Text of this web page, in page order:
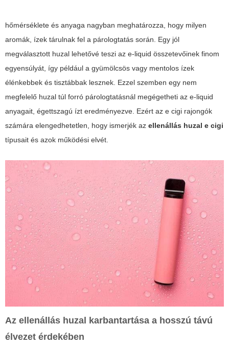
hőmérséklete és anyaga nagyban meghatározza, hogy milyen
aromák, ízek tárulnak fel a párologtatás során. Egy jól
megválasztott huzal lehetővé teszi az e-liquid összetevőinek finom
egyensúlyát, így például a gyümölcsös vagy mentolos ízek
élénkebbek és tisztábbak lesznek. Ezzel szemben egy nem
megfelelő huzal túl forró párologtatásnál megégetheti az e-liquid
anyagait, égettszagú ízt eredményezve. Ezért az e cigi rajongók
számára elengedhetetlen, hogy ismerjék az ellenállás huzal e cigi
típusait és azok működési elvét.
Az ellenállás huzal karbantartása a hosszú távú
élvezet érdekében